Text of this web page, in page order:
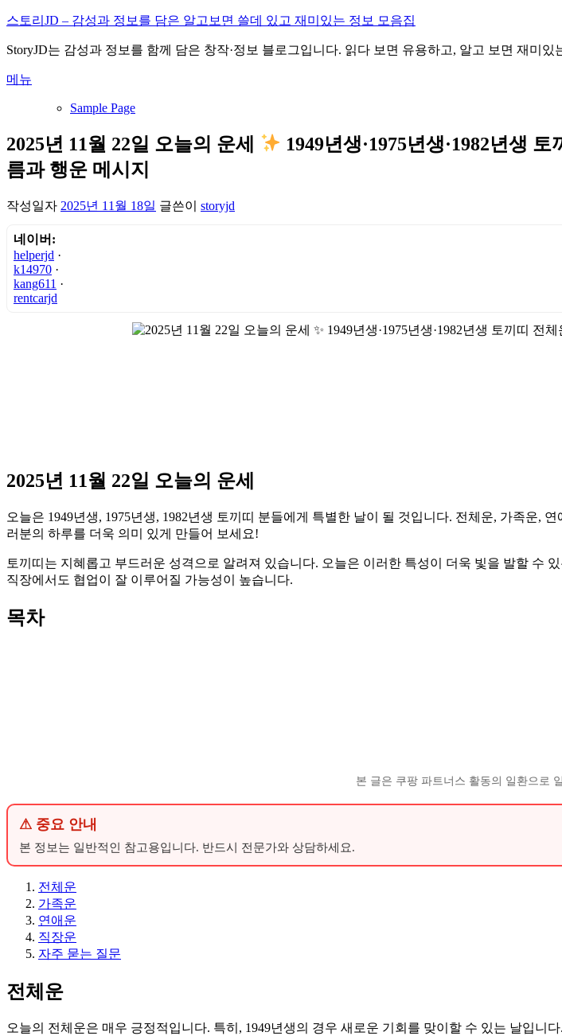
내
으
바
기
스토리JD – 감성과 정보를 담은 알고보면 쓸데 있고 재미있는 정보 모음집
StoryJD는 감성과 정보를 함께 담은 창작·정보 블로그입니다. 읽다 보면 유용하고, 알고 보면 재미있
메뉴
Sample Page
2025년 11월 22일 오늘의 운세
1949년생·1975년생·1982년생
름과 행운 메시지
작성일자 2025년 11월 18일 글쓴이 storyjd
네이버:
helperjd ·
k14970 ·
kang611 ·
rentcarjd
2025년 11월 22일 오늘의 운세
오늘은 1949년생, 1975년생, 1982년생 토끼띠 분들에게 특별한 날이 될 것입니다. 전체운, 가족운,
러분의 하루를 더욱 의미 있게 만들어 보세요!
토끼띠는 지혜롭고 부드러운 성격으로 알려져 있습니다. 오늘은 이러한 특성이 더욱 빛을 발할 수
직장에서도 협업이 잘 이루어질 가능성이 높습니다.
목차
본 글은 쿠팡 파트너스 활동의 일환으로
⚠ 중요 안내
본 정보는 일반적인 참고용입니다. 반드시 전문가와 상담하세요.
전체운
가족운
연애운
직장운
자주 묻는 질문
전체운
오늘의 전체운은 매우 긍정적입니다. 특히, 1949년생의 경우 새로운 기회를 맞이할 수 있는 날입니